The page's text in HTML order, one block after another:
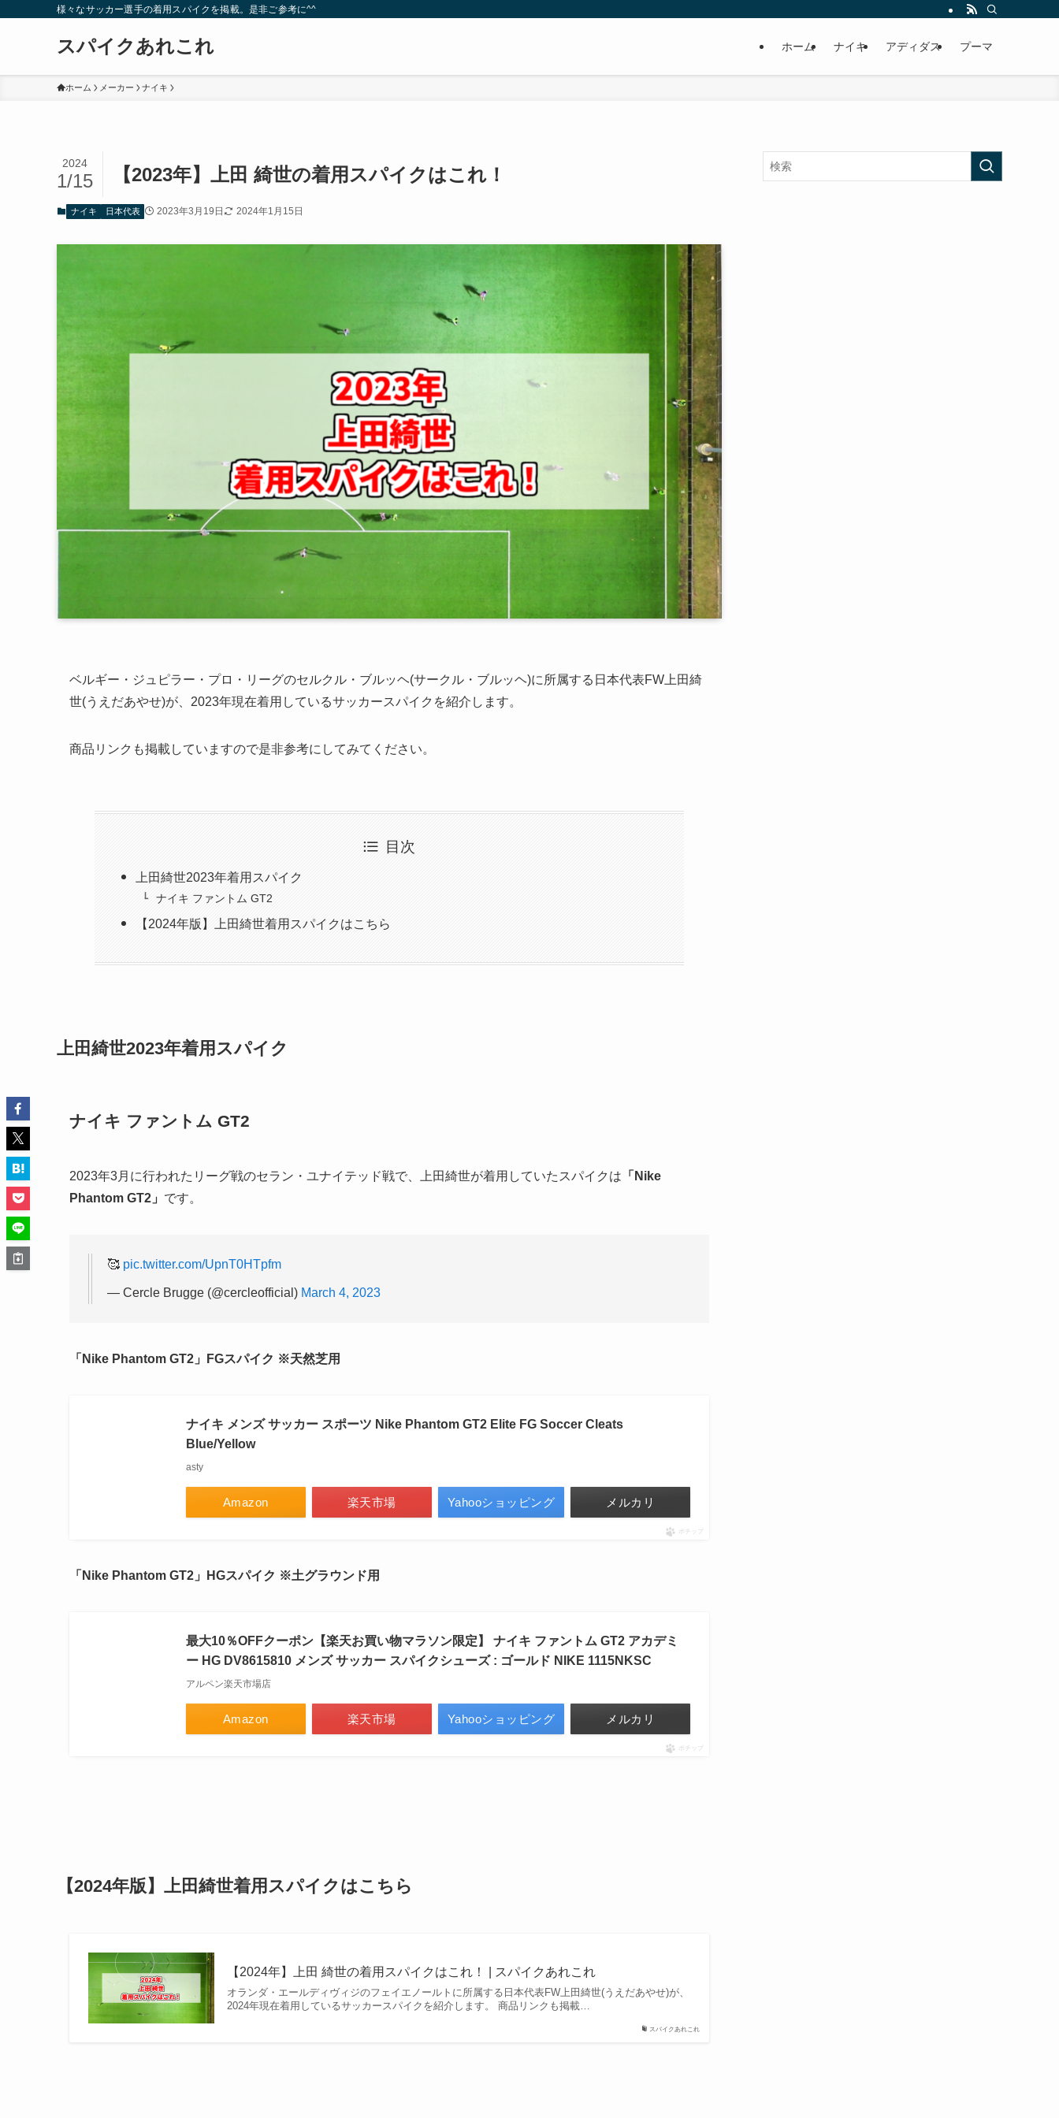
様々なサッカー選手の着用スパイクを掲載。是非ご参考に^^
スパイクあれこれ ホーム ナイキ アディダス プーマ
ホーム メーカー ナイキ
【2023年】上田 綺世の着用スパイクはこれ！
2024
1/15
ナイキ 日本代表 2023年3月19日 2024年1月15日
ベルギー・ジュピラー・プロ・リーグのセルクル・ブルッヘ(サークル・ブルッヘ)に所属する日本代表FW上田綺
世(うえだあやせ)が、2023年現在着用しているサッカースパイクを紹介します。
商品リンクも掲載していますので是非参考にしてみてください。
目次
上田綺世2023年着用スパイク
ナイキ ファントム GT2
【2024年版】上田綺世着用スパイクはこちら
上田綺世2023年着用スパイク
ナイキ ファントム GT2
2023年3月に行われたリーグ戦のセラン・ユナイテッド戦で、上田綺世が着用していたスパイクは 「Nike
Phantom GT2」 です。
🥰 pic.twitter.com/UpnT0HTpfm
— Cercle Brugge (@cercleofficial) March 4, 2023
「Nike Phantom GT2」FGスパイク ※天然芝用
ナイキ メンズ サッカー スポーツ Nike Phantom GT2 Elite FG Soccer Cleats
Blue/Yellow
asty
Amazon 楽天市場 Yahooショッピング メルカリ
ポチップ
「Nike Phantom GT2」HGスパイク ※土グラウンド用
最大10％OFFクーポン【楽天お買い物マラソン限定】 ナイキ ファントム GT2 アカデミ
ー HG DV8615810 メンズ サッカー スパイクシューズ : ゴールド NIKE 1115NKSC
アルペン楽天市場店
Amazon 楽天市場 Yahooショッピング メルカリ
ポチップ
【2024年版】上田綺世着用スパイクはこちら
スパイクあれこれ
【2024年】上田 綺世の着用スパイクはこれ！ | スパイクあれこれ
オランダ・エールディヴィジのフェイエノールトに所属する日本代表FW上田綺世(うえだあやせ)が、
2024年現在着用しているサッカースパイクを紹介します。 商品リンクも掲載…